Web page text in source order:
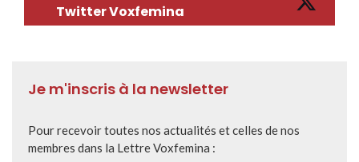
Twitter Voxfemina
Je m'inscris à la newsletter
Pour recevoir toutes nos actualités et celles de nos
membres dans la Lettre Voxfemina :